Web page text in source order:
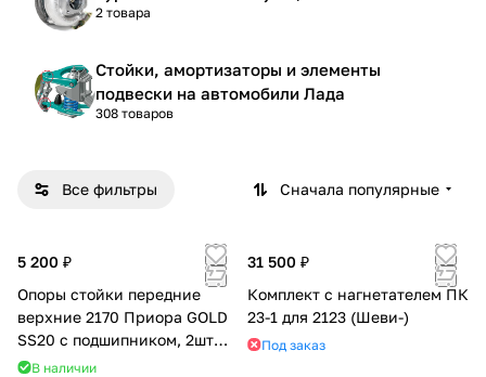
2 товара
Стойки, амортизаторы и элементы
подвески на автомобили Лада
308 товаров
Все фильтры Сначала популярные
5 200 ₽
Опоры стойки передние
верхние 2170 Приора GOLD
SS20 с подшипником, 2шт
10116
В наличии
31 500 ₽
Комплект с нагнетателем ПК
23-1 для 2123 (Шеви-)
Под заказ